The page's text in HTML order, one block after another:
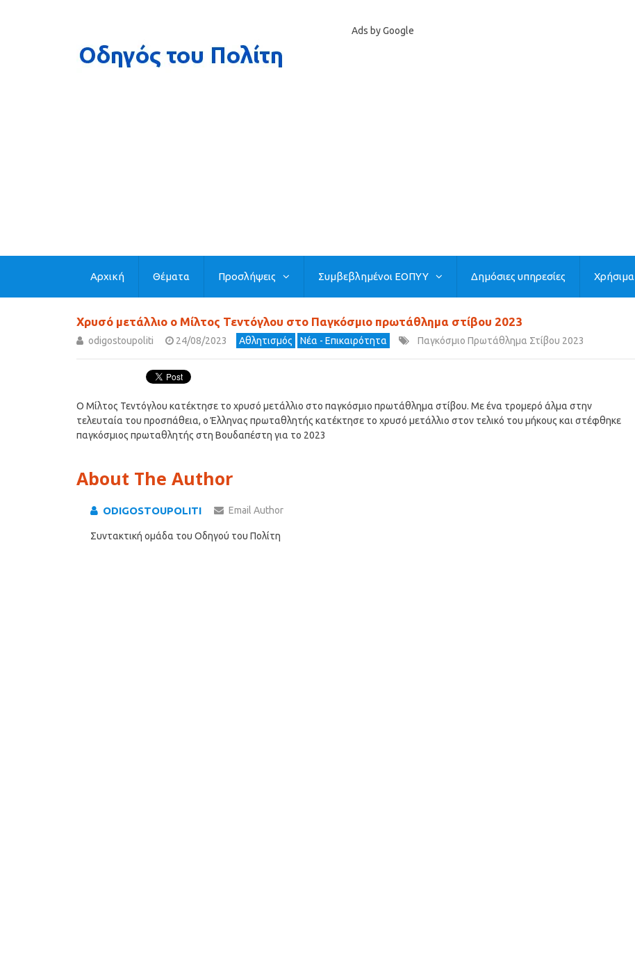
Ads by Google
Αρχική Θέματα Προσλήψεις Συμβεβλημένοι ΕΟΠΥΥ Δημόσιες υπηρεσίες Χρήσιμα
Χρυσό μετάλλιο ο Μίλτος Τεντόγλου στο Παγκόσμιο πρωτάθλημα στίβου 2023
odigostoupoliti 24/08/2023 Αθλητισμός Νέα - Επικαιρότητα Παγκόσμιο Πρωτάθλημα Στίβου 2023
Ο Μίλτος Τεντόγλου κατέκτησε το χρυσό μετάλλιο στο παγκόσμιο πρωτάθλημα στίβου. Με ένα τρομερό άλμα στην
τελευταία του προσπάθεια, ο Έλληνας πρωταθλητής κατέκτησε το χρυσό μετάλλιο στον τελικό του μήκους και στέφθηκε
παγκόσμιος πρωταθλητής στη Βουδαπέστη για το 2023
About The Author
ODIGOSTOUPOLITI Email Author
Συντακτική ομάδα του Οδηγού του Πολίτη